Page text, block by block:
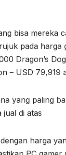
bisa mereka
pada harga
Dragon’s
– USD 79,919
yang paling
jual di atas
harga